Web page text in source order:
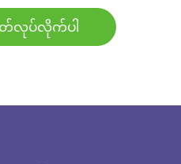
တ်လုပ်လိုက်ပါ